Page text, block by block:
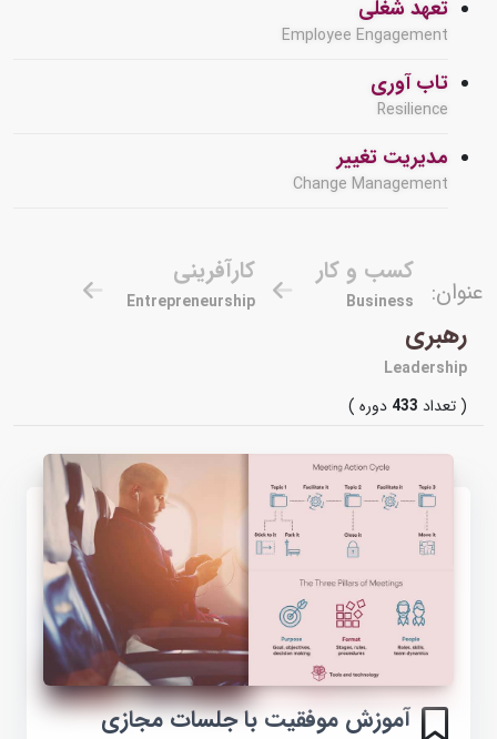
تعهد شغلی
Employee Engagement
تاب آوری
Resilience
مدیریت تغییر
Change Management
عنوان:
کسب و کار
Business
کارآفرینی
Entrepreneurship
رهبری
Leadership
( تعداد433دوره )
آموزش موفقیت با جلسات مجازی